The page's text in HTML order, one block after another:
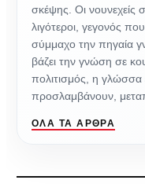
σκέψης. Οι νουνεχείς
λιγότεροι, γεγονός
σύμμαχο την πηγαία
βάζει την γνώση σε
πολιτισμός, η γλώσσα
προσλαμβάνουν,
ΌΛΑ ΤΑ ΆΡΘΡΑ